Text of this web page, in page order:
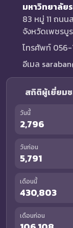
มหาวิทยาลัย
83 หมู่ 11 ถนน
จังหวัดเพชร
โทรศัพท์ 056-
อีเมล
สถิติผู้เยี่ยม
วันนี้
2,796
วันก่อน
5,791
เดือนนี้
430,803
เดือนก่อน